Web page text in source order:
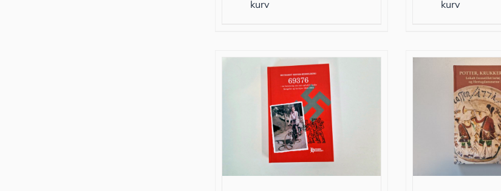
kurv
kurv